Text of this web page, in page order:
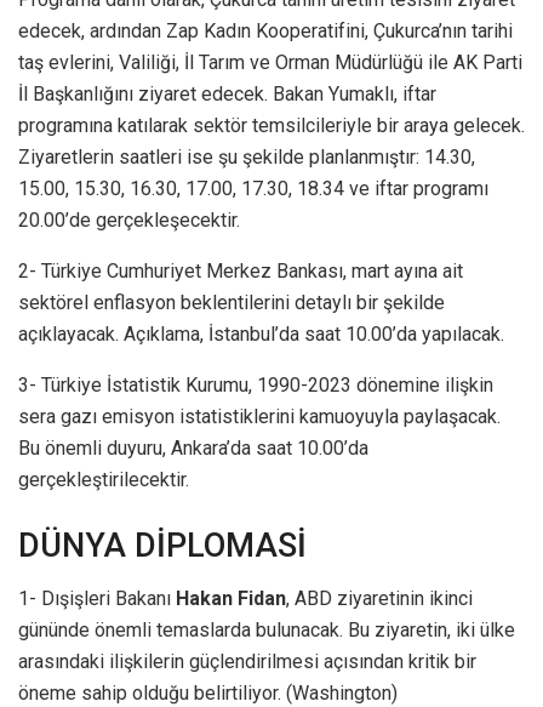
edecek, ardından Zap Kadın Kooperatifini, Çukurca’nın tarihi
taş evlerini, Valiliği, İl Tarım ve Orman Müdürlüğü ile AK Parti
İl Başkanlığını ziyaret edecek. Bakan Yumaklı, iftar
programına katılarak sektör temsilcileriyle bir araya gelecek.
Ziyaretlerin saatleri ise şu şekilde planlanmıştır: 14.30,
15.00, 15.30, 16.30, 17.00, 17.30, 18.34 ve iftar programı
20.00’de gerçekleşecektir.
2- Türkiye Cumhuriyet Merkez Bankası, mart ayına ait
sektörel enflasyon beklentilerini detaylı bir şekilde
açıklayacak. Açıklama, İstanbul’da saat 10.00’da yapılacak.
3- Türkiye İstatistik Kurumu, 1990-2023 dönemine ilişkin
sera gazı emisyon istatistiklerini kamuoyuyla paylaşacak.
Bu önemli duyuru, Ankara’da saat 10.00’da
gerçekleştirilecektir.
DÜNYA DİPLOMASİ
1- Dışişleri Bakanı Hakan Fidan, ABD ziyaretinin ikinci
gününde önemli temaslarda bulunacak. Bu ziyaretin, iki ülke
arasındaki ilişkilerin güçlendirilmesi açısından kritik bir
öneme sahip olduğu belirtiliyor. (Washington)